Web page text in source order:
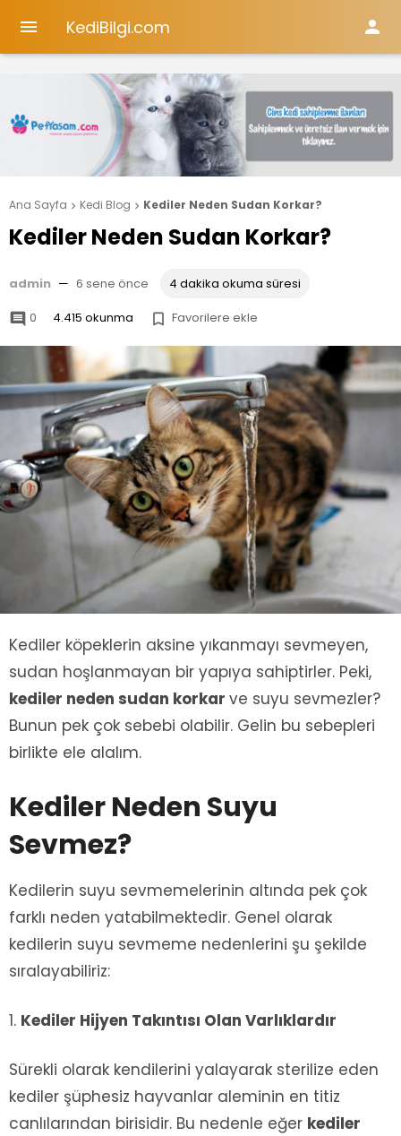
 KediBilgi.com 
Ana Sayfa  Kedi Blog  Kediler Neden Sudan Korkar?
Kediler Neden Sudan Korkar?
admin — 6 sene önce 4 dakika okuma süresi
 0 4.415 okunma  Favorilere ekle
Kediler köpeklerin aksine yıkanmayı sevmeyen,
sudan hoşlanmayan bir yapıya sahiptirler. Peki,
kediler neden sudan korkar ve suyu sevmezler?
Bunun pek çok sebebi olabilir. Gelin bu sebepleri
birlikte ele alalım.
Kediler Neden Suyu
Sevmez?
Kedilerin suyu sevmemelerinin altında pek çok
farklı neden yatabilmektedir. Genel olarak
kedilerin suyu sevmeme nedenlerini şu şekilde
sıralayabiliriz:
Kediler Hijyen Takıntısı Olan Varlıklardır
Sürekli olarak kendilerini yalayarak sterilize eden
kediler şüphesiz hayvanlar aleminin en titiz
canlılarından birisidir. Bu nedenle eğer kediler